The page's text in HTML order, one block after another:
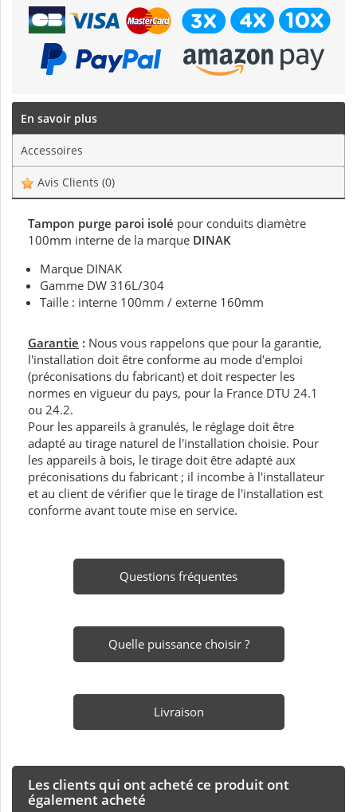
En savoir plus
Accessoires
Avis Clients (0)
Tampon purge paroi isolé pour conduits diamètre
100mm interne de la marque DINAK
Marque DINAK
Gamme DW 316L/304
Taille : interne 100mm / externe 160mm
Garantie : Nous vous rappelons que pour la garantie,
l'installation doit être conforme au mode d'emploi
(préconisations du fabricant) et doit respecter les
normes en vigueur du pays, pour la France DTU 24.1
ou 24.2.
Pour les appareils à granulés, le réglage doit être
adapté au tirage naturel de l'installation choisie. Pour
les appareils à bois, le tirage doit être adapté aux
préconisations du fabricant ; il incombe à l'installateur
et au client de vérifier que le tirage de l'installation est
conforme avant toute mise en service.
Questions fréquentes
Quelle puissance choisir ?
Livraison
Les clients qui ont acheté ce produit ont
également acheté